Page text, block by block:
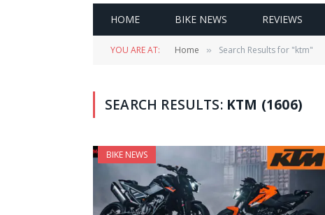
HOME BIKE NEWS REVIEWS
YOU ARE AT: Home » Search Results for "ktm"
SEARCH RESULTS: KTM (1606)
BIKE NEWS